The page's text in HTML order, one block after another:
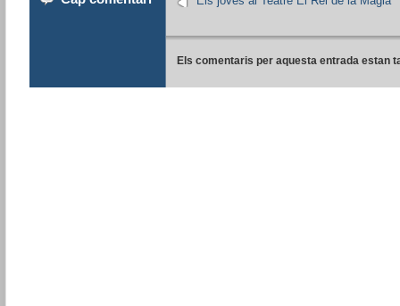
Els comentaris per aquesta entrada estan